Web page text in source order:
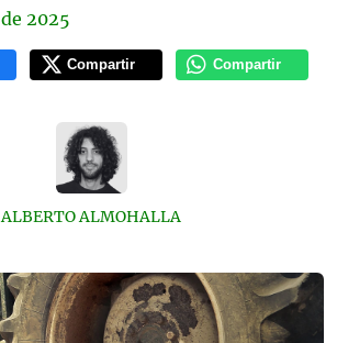
de 2025
Compartir Compartir
ALBERTO ALMOHALLA